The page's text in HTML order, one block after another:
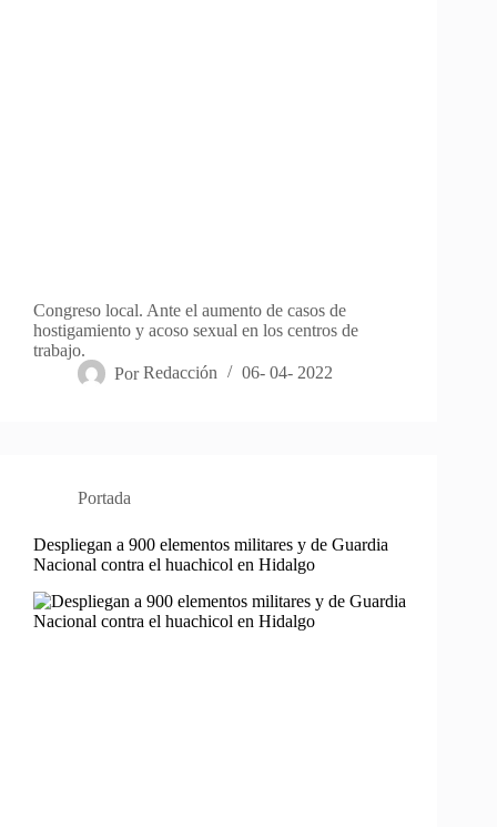
Congreso local. Ante el aumento de casos de
hostigamiento y acoso sexual en los centros de
trabajo.
Por Redacción 06- 04- 2022
Portada
Despliegan a 900 elementos militares y de Guardia
Nacional contra el huachicol en Hidalgo